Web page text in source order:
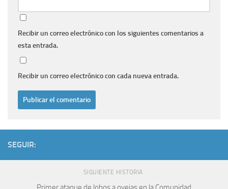
Recibir un correo electrónico con los siguientes comentarios a
esta entrada.
Recibir un correo electrónico con cada nueva entrada.
SEGUIR:
SIGUIENTE HISTORIA